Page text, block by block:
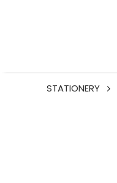
STATIONERY